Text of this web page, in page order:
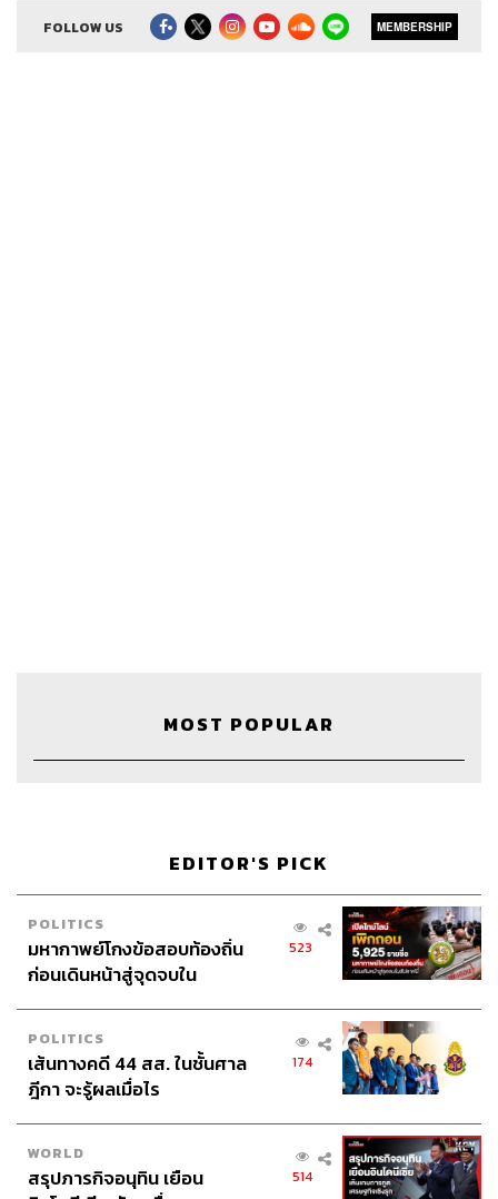
สามารถส่งคำถามหรือแชร์เรื่องราวของคุณมาได้ที่podcast
Credits
The Hostจักรพงษ์ เมษพันธุ์
Show Creator
จักรพงษ์ เมษพันธุ์
Show Producer เชษฐพงศ์ ชูประดิษฐ์
FOLLOW US MEMBERSHIP
MOST POPULAR
EDITOR'S PICK
POLITICS
มหากาพย์โกงข้อสอบท้องถิ่น
ก่อนเดินหน้าสู่จุดจบใน
523
POLITICS
เส้นทางคดี 44 สส. ในชั้นศาล
ฎีกา จะรู้ผลเมื่อไร
174
WORLD
สรุปภารกิจอนุทิน เยือน
514